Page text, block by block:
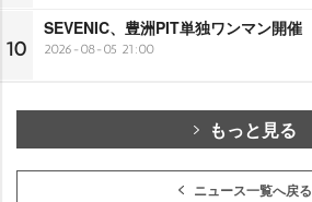
10
SEVENIC、豊洲PIT単独ワンマン開催
2026-08-05 21:00
もっと見る
ニュース一覧へ戻る